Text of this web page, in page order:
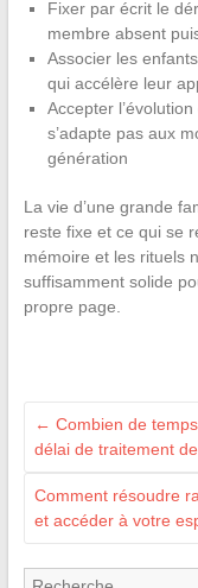
Fixer par écrit le
membre absent
Associer les
qui accélère leur
Accepter
s’adapte pas aux
génération
La vie d’une grande
reste fixe et ce qui se
mémoire et les rituels
suffisamment solide
propre page.
← Combien de
délai de traitement
Comment résoudre
et accéder à votre